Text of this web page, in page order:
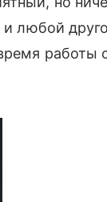
любой